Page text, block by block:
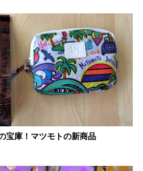
宝庫！マツモトの新商品